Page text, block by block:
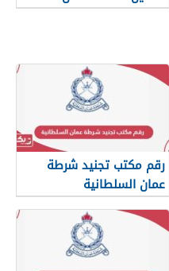
رقم مكتب تجنيد شرطة
عمان السلطانية